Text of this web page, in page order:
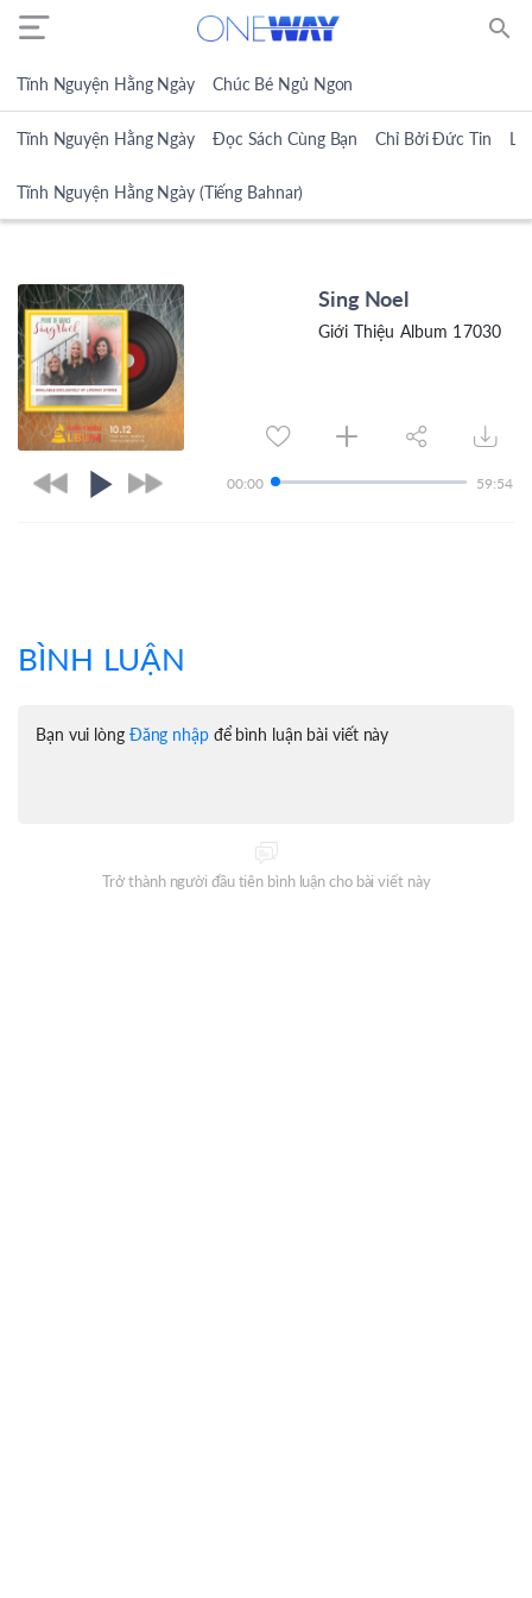
search
Tĩnh Nguyện Hằng Ngày Chúc Bé Ngủ Ngon
Tĩnh Nguyện Hằng Ngày Đọc Sách Cùng Bạn Chỉ Bởi Đức Tin
Tĩnh Nguyện Hằng Ngày (Tiếng Bahnar)
Sing Noel
Giới Thiệu Album 17030
00:00 59:54
BÌNH LUẬN
Bạn vui lòng Đăng nhậpđể bình luận bài viết này
Trở thành người đầu tiên bình luận cho bài viết này